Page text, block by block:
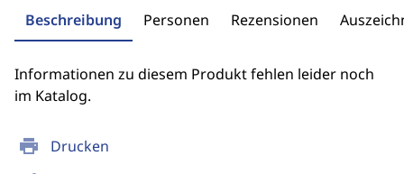
print Drucken
Beschreibung Personen Rezensionen
Informationen zu diesem Produkt fehlen leider noch
im Katalog.